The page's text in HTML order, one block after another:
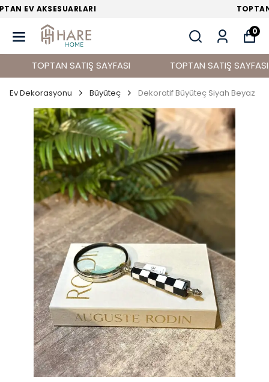
TOPTAN EV DEKORASYON ÜRÜNLERİ
0
TOPTAN SATIŞ SAYFASI TOPTAN SATIŞ SAYFASI
Ev Dekorasyonu Büyüteç Dekoratif Büyüteç Siyah Beyaz